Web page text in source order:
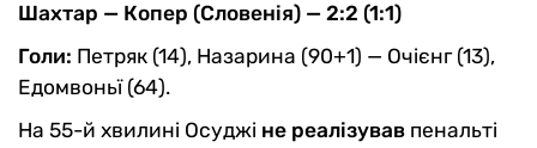
Шахтар — Копер (Словенія) — 2:2 (1:1)
Голи: Петряк (14), Назарина (90+1) — Очієнг (13),
Едомвоньї (64).
На 55-й хвилині Осуджі не реалізував пенальті